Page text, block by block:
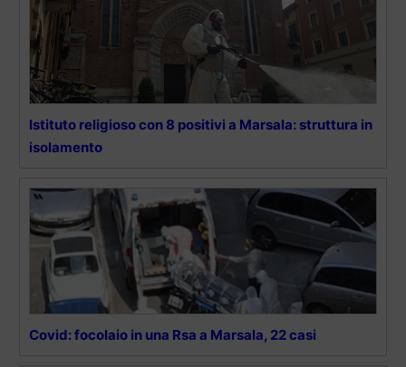
Istituto religioso con 8 positivi a Marsala: struttura in
isolamento
Covid: focolaio in una Rsa a Marsala, 22 casi